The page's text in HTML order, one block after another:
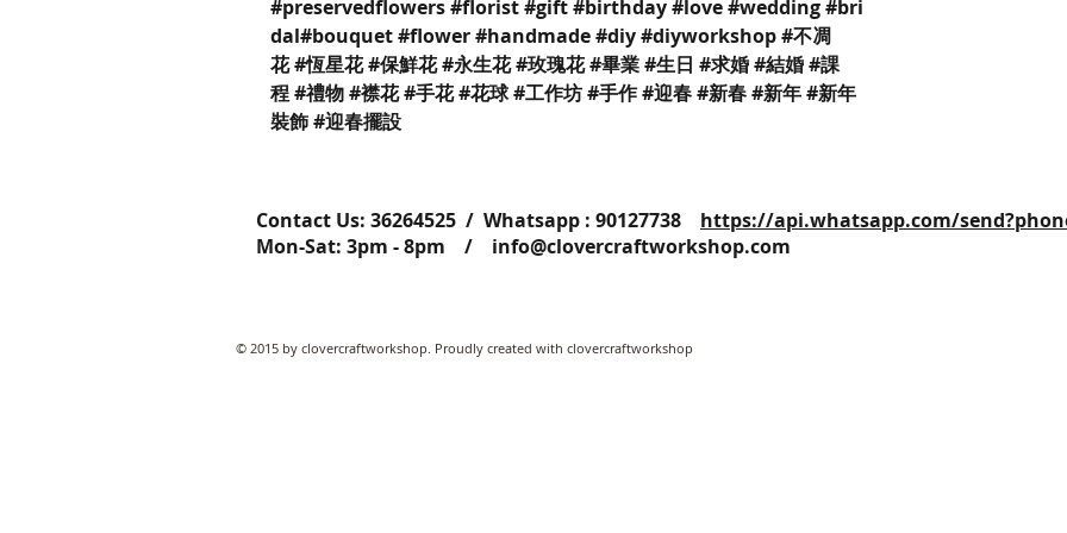
#preservedflowers #florist #gift #birthday #love #wedding #bri
dal#bouquet #flower #handmade #diy #diyworkshop #不凋
花 #恆星花 #保鮮花 #永生花 #玫瑰花 #畢業 #生日 #求婚 #結婚 #課
程 #禮物 #襟花 #手花 #花球 #工作坊 #手作 #迎春 #新春 #新年 #新年
裝飾 #迎春擺設
Contact Us: ​​​​​​​​​​​​​​​​​​​​36264525 / Whatsapp : 90127738 https://api.whatsapp.com/
Mon-Sat: 3pm - 8pm / info@clovercraftworkshop.com
© 2015 by clovercraftworkshop. Proudly created with clovercraftworkshop